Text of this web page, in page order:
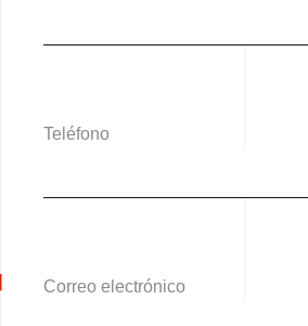
Teléfono
Correo electrónico